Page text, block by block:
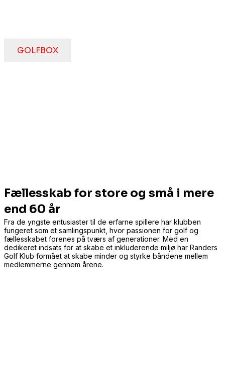
GOLFBOX
Fællesskab for store og små i mere
end 60 år
Fra de yngste entusiaster til de erfarne spillere har klubben
fungeret som et samlingspunkt, hvor passionen for golf og
fællesskabet forenes på tværs af generationer. Med en
dedikeret indsats for at skabe et inkluderende miljø har Randers
Golf Klub formået at skabe minder og styrke båndene mellem
medlemmerne gennem årene.